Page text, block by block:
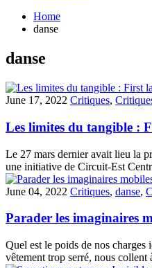
Home
danse
danse
June 17, 2022 Critiques,
Les limites du tangible :
Le 27 mars dernier avait lieu la
une initiative de Circuit-Est
June 04, 2022 Critiques, danse,
Parader les imaginaires
Quel est le poids de nos
vêtement trop serré, nous